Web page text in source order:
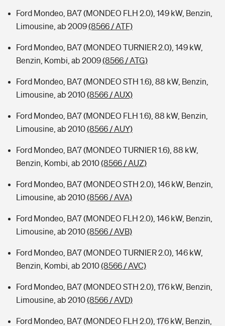
Ford Mondeo, BA7 (MONDEO FLH 2.0), 149 kW, Benzin,
Limousine, ab 2009(8566 / ATF)
Ford Mondeo, BA7 (MONDEO TURNIER 2.0), 149 kW,
Benzin, Kombi, ab 2009(8566 / ATG)
Ford Mondeo, BA7 (MONDEO STH 1.6), 88 kW, Benzin,
Limousine, ab 2010(8566 / AUX)
Ford Mondeo, BA7 (MONDEO FLH 1.6), 88 kW, Benzin,
Limousine, ab 2010(8566 / AUY)
Ford Mondeo, BA7 (MONDEO TURNIER 1.6), 88 kW,
Benzin, Kombi, ab 2010(8566 / AUZ)
Ford Mondeo, BA7 (MONDEO STH 2.0), 146 kW, Benzin,
Limousine, ab 2010(8566 / AVA)
Ford Mondeo, BA7 (MONDEO FLH 2.0), 146 kW, Benzin,
Limousine, ab 2010(8566 / AVB)
Ford Mondeo, BA7 (MONDEO TURNIER 2.0), 146 kW,
Benzin, Kombi, ab 2010(8566 / AVC)
Ford Mondeo, BA7 (MONDEO STH 2.0), 176 kW, Benzin,
Limousine, ab 2010(8566 / AVD)
Ford Mondeo, BA7 (MONDEO FLH 2.0), 176 kW, Benzin,